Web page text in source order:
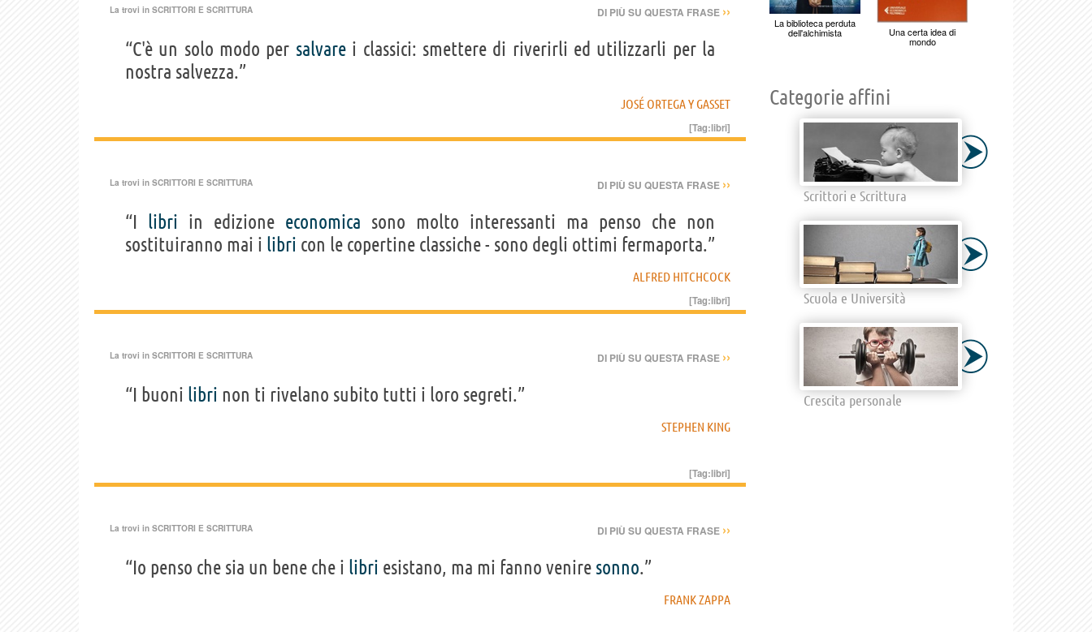
La trovi in SCRITTORI E SCRITTURA DI PIÙ SU QUESTA FRASE ››
“C'è un solo modo per salvarei classici: smettere di riverirli ed utilizzarli per la
nostra salvezza.”
JOSÉ ORTEGA Y GASSET
[Tag:libri]
La trovi in SCRITTORI E SCRITTURA DI PIÙ SU QUESTA FRASE ››
“I libri in edizione economica sono molto interessanti ma penso che non
sostituiranno mai i libri con le copertine classiche - sono degli ottimi fermaporta.”
ALFRED HITCHCOCK
[Tag:libri]
La trovi in SCRITTORI E SCRITTURA DI PIÙ SU QUESTA FRASE ››
“I buoni libri non ti rivelano subito tutti i loro segreti.”
STEPHEN KING
[Tag:libri]
La trovi in SCRITTORI E SCRITTURA DI PIÙ SU QUESTA FRASE ››
“Io penso che sia un bene che i libri esistano, ma mi fanno venire sonno.”
FRANK ZAPPA
La biblioteca perduta
dell'alchimista Una certa idea di
mondo
Categorie affini
Scrittori e Scrittura
Scuola e Università
Crescita personale